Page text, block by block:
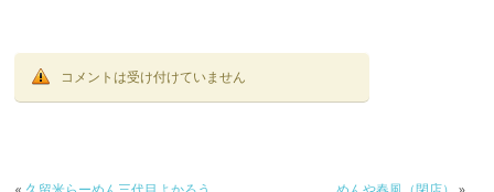
コメントは受け付けていません